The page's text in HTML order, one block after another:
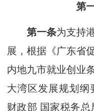
第
第一条为支持
展，根据《广东省
内地九市就业创业
大湾区发展规划纲
财政部 国家税务